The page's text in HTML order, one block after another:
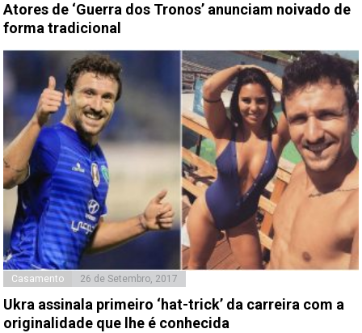
Atores de ‘Guerra dos Tronos’ anunciam noivado de
forma tradicional
Casamento 26 de Setembro, 2017
Ukra assinala primeiro ‘hat-trick’ da carreira com a
originalidade que lhe é conhecida